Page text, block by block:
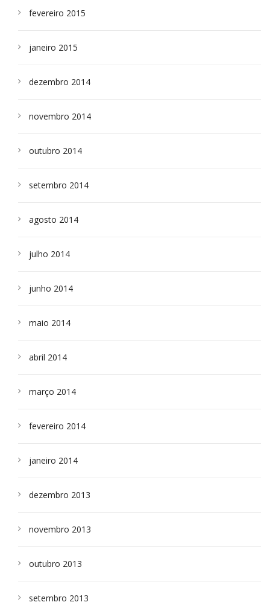
fevereiro 2015
janeiro 2015
dezembro 2014
novembro 2014
outubro 2014
setembro 2014
agosto 2014
julho 2014
junho 2014
maio 2014
abril 2014
março 2014
fevereiro 2014
janeiro 2014
dezembro 2013
novembro 2013
outubro 2013
setembro 2013